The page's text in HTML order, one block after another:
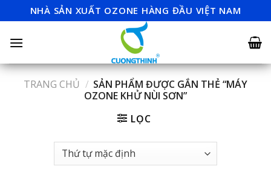
to
content
NHÀ SẢN XUẤT OZONE HÀNG ĐẦU VIỆT NAM
TRANG CHỦ / SẢN PHẨM ĐƯỢC GẮN THẺ “MÁY
OZONE KHỬ NÙI SƠN”
LỌC